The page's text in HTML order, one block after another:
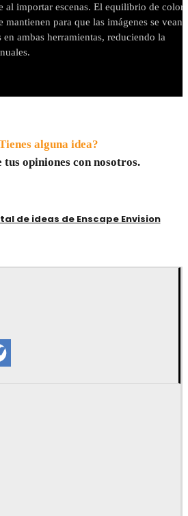
al importar escenas. El equilibrio de color,
mantienen para que las imágenes se vean
ambas herramientas, reduciendo la
alguna idea?
opiniones con nosotros.
de ideas de Enscape Envision